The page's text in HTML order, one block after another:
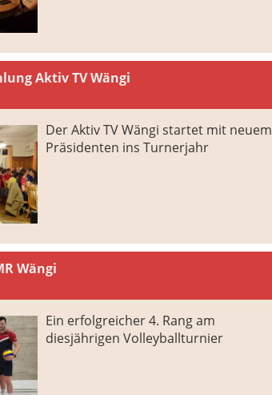
Aktiv TV Wängi
Der Aktiv TV Wängi startet mit neuem
Präsidenten ins Turnerjahr
Wängi
Ein erfolgreicher 4. Rang am
diesjährigen Volleyballturnier